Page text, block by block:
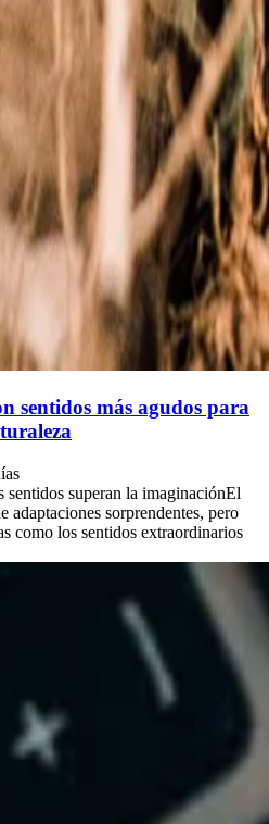
sentidos más agudos para
superan la imaginaciónEl
adaptaciones sorprendentes, pero
como los sentidos extraordinarios